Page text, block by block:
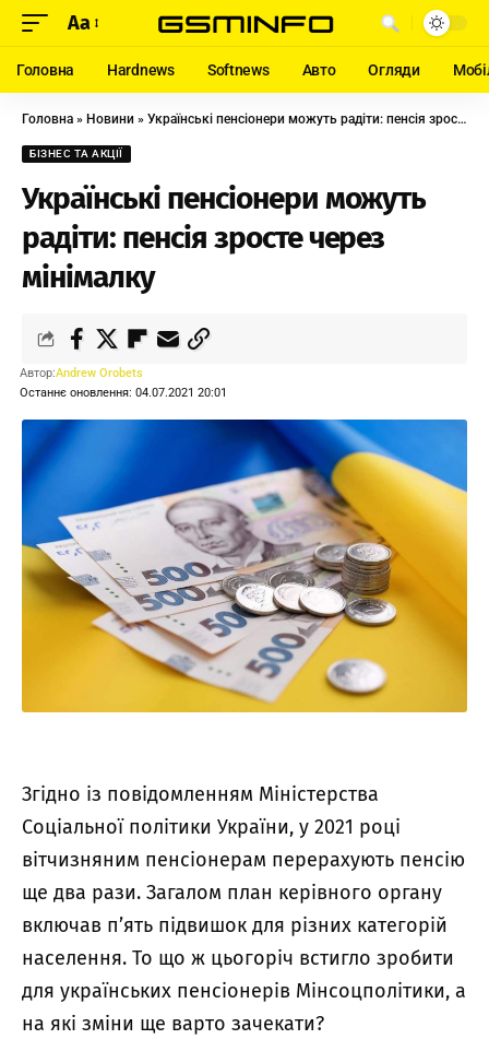
Aa
Головна Hardnews Softnews Авто Огляди
Головна » Новини » Українські пенсіонери можуть радіти: пенсія зросте через мінімалку
БІЗНЕС ТА АКЦІЇ
Українські пенсіонери можуть
радіти: пенсія зросте через
мінімалку
Останнє оновлення: 04.07.2021 20:01
Автор:Andrew Orobets
Згідно із повідомленням Міністерства
Соціальної політики України, у 2021 році
вітчизняним пенсіонерам перерахують пенсію
ще два рази. Загалом план керівного органу
включав п’ять підвишок для різних категорій
населення. То що ж цьогоріч встигло зробити
для українських пенсіонерів Мінсоцполітики, а
на які зміни ще варто зачекати?